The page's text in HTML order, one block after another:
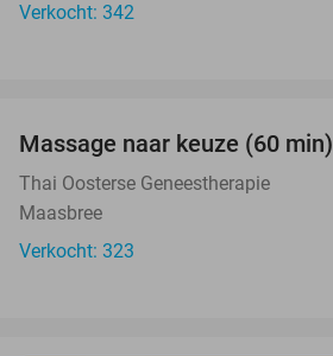
Verkocht: 342
Massage naar keuze (60 min)
Thai Oosterse Geneestherapie
Maasbree
Verkocht: 323